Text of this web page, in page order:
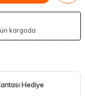
kargoda
Hediye